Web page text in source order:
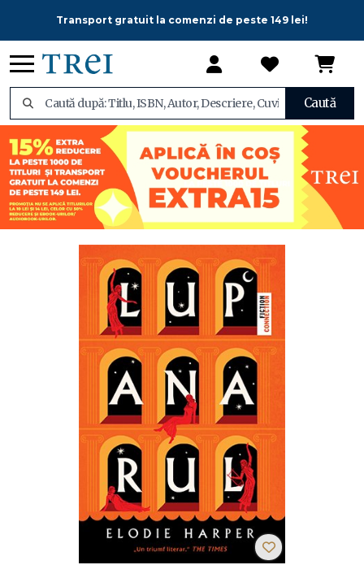
Transport gratuit la comenzi de peste 149 lei!
Caută